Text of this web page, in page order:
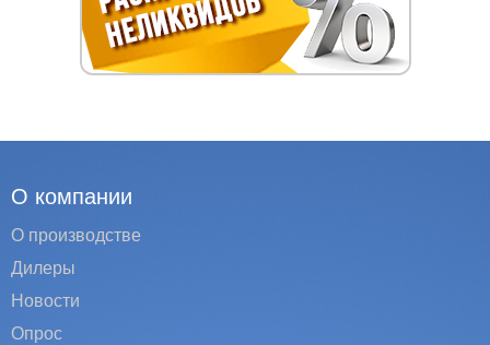
О компании
О производстве
Дилеры
Новости
Опрос